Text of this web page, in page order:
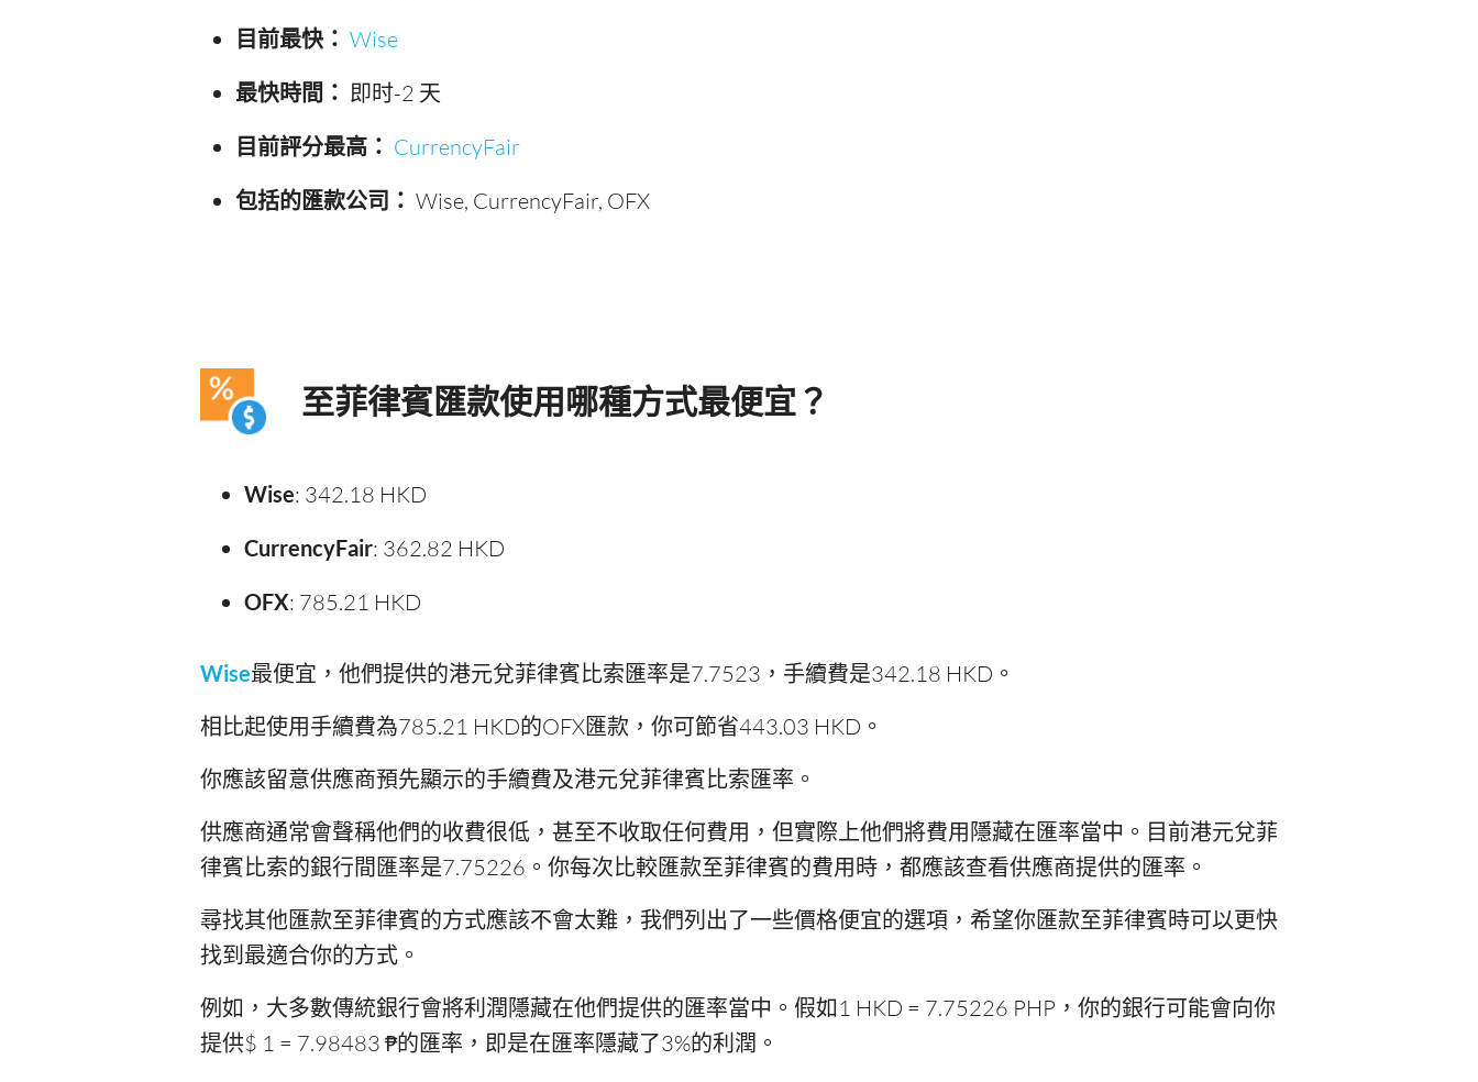
目前最快： Wise
最快時間： 即时-2 天
目前評分最高： CurrencyFair
包括的匯款公司： Wise, CurrencyFair, OFX
至菲律賓匯款使用哪種方式最便宜？
Wise: 342.18 HKD
CurrencyFair: 362.82 HKD
OFX: 785.21 HKD
Wise最便宜，他們提供的港元兌菲律賓比索匯率是7.7523，手續費是342.18 HKD。
相比起使用手續費為785.21 HKD的OFX匯款，你可節省443.03 HKD。
你應該留意供應商預先顯示的手續費及港元兌菲律賓比索匯率。
供應商通常會聲稱他們的收費很低，甚至不收取任何費用，但實際上他們將費用隱藏在匯率當中。目前港元兌菲
律賓比索的銀行間匯率是7.75226。你每次比較匯款至菲律賓的費用時，都應該查看供應商提供的匯率。
尋找其他匯款至菲律賓的方式應該不會太難，我們列出了一些價格便宜的選項，希望你匯款至菲律賓時可以更快
找到最適合你的方式。
例如，大多數傳統銀行會將利潤隱藏在他們提供的匯率當中。假如1 HKD = 7.75226 PHP，你的銀行可能會向你
提供$ 1 = 7.98483 ₱的匯率，即是在匯率隱藏了3%的利潤。